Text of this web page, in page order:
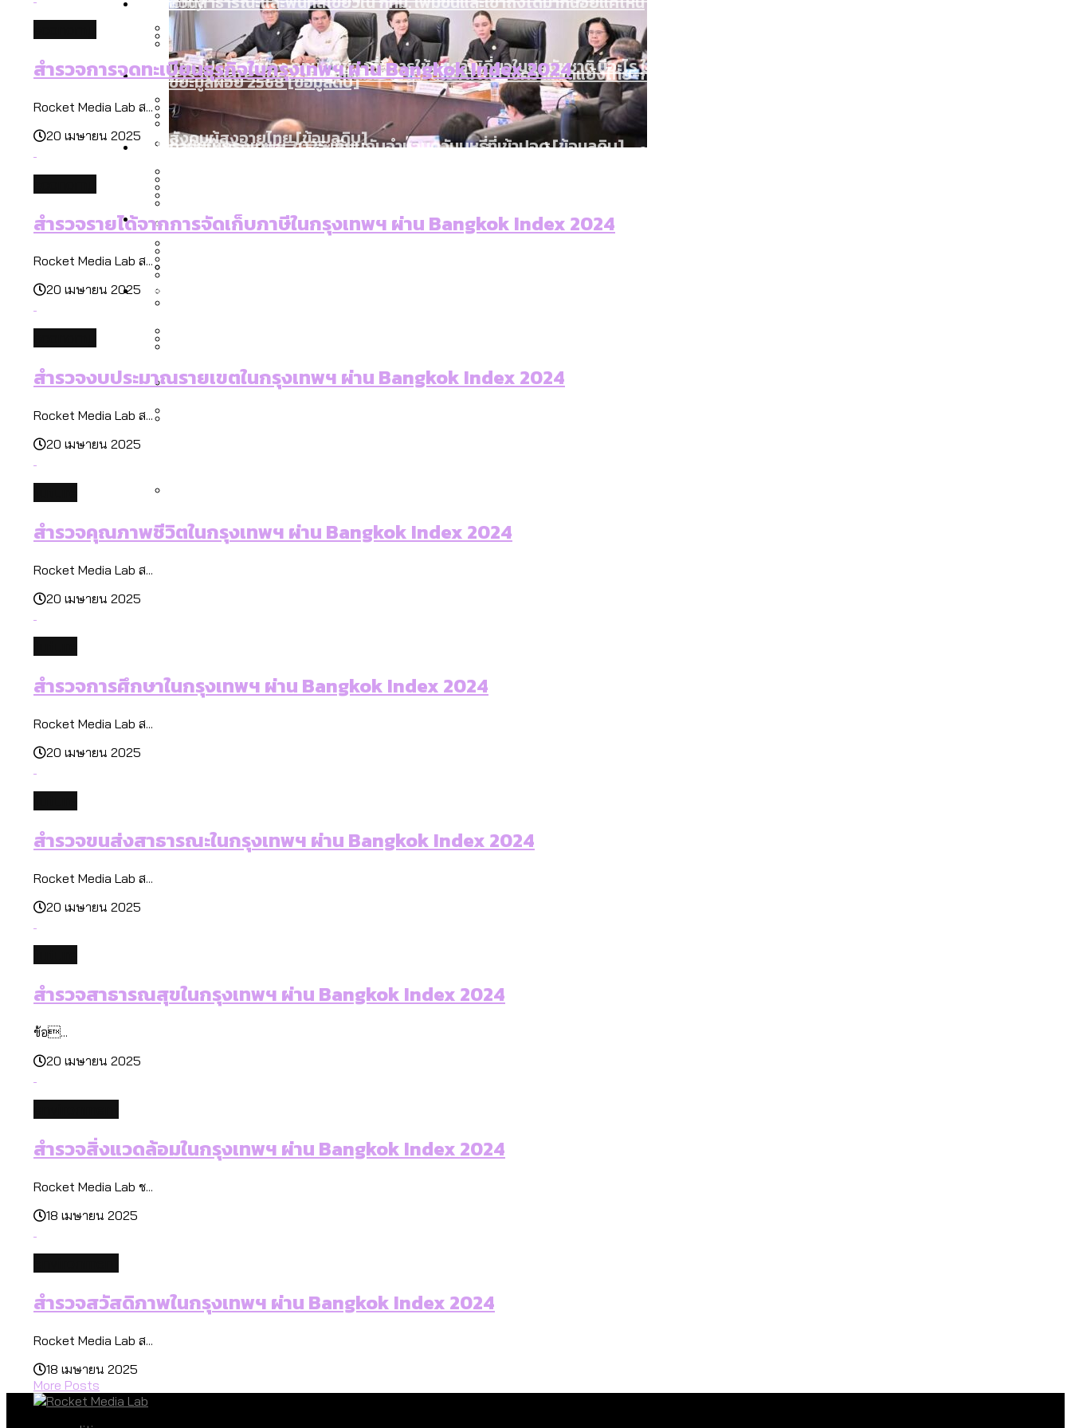
ขยะมูลฝอย 2568 [ข้อมูลดิบ]
งบระบายน้ำ-ป้องกันน้ำท่วม 4 ปี (2566-2569) ของ กทม. ในยุคชัชชาติ ลงเขตไหน ทำอะไรบ้าง
สำรวจ Hate Speech ที่ถูกผลิตซ้ำผ่านวิดีโอ AI ในช่วงความขัดแย้งไทย-กัมพูชา [ข้อมูลดิบ]
ความเกลียดชังที่ขายได้ : สำรวจ Hate Speech ที่ถูกผลิตซ้ำผ่านวิดีโอ AI ในช่วงความขัดแย้งไทย-กัมพูชา
กรุงเทพฯ เมืองคอนเสิร์ต : สำรวจคอนเสิร์ตและแฟนมีตติ้งในไทยจำนวน 526 งาน ตั้งแต่ปี 2023-2024
เมกะโปรเจ็กต์ของ กทม. ในช่วงที่มีการใช้งบคาบเกี่ยวในยุคชัชชาติ มีอะไร ใช้งบแค่ไหน
ค่าฝุ่นในกรุงเทพฯ 2025 เทียบกับจำนวนควันบุหรี่ที่เข้าปอด [ข้อมูลดิบ]
สำรวจเศรษฐกิจในกรุงเทพฯ ผ่าน Bangkok Index 2025
สำรวจรายได้จากการจัดเก็บภาษีในกรุงเทพฯ ผ่าน Bangkok Index 2025
Future
สังคมผู้สูงอายุไทย [ข้อมูลดิบ]
สำรวจสังคมผู้สูงอายุไทย : 6 จังหวัดเป็นสังคมสูงวัยระดับสุดยอด และ 64 จังหวัดที่ตายมากกว่าเกิด
กรุงเทพฯ เมืองสังคมผู้สูงอายุ : 36 เขตมีคนตายมากกว่าคนเกิด 18 เขตเป็นสังคมผู้สูงอายุระดับสุดยอด
Database
สังคมผู้สูงอายุไทย [ข้อมูลดิบ]
คำนำหน้านามและกฎหมายสมรสเท่าเทียม [ข้อมูลดิบ]
สวนสาธารณะและพื้นที่สีเขียวใน กทม. [ข้อมูลดิบ]
Project
Bangkok Index
About Us
สำรวจการจดทะเบียนธุรกิจในกรุงเทพฯ ผ่าน Bangkok Index 2024
Rocket Media Lab ส...
20 เมษายน 2025
สำรวจรายได้จากการจัดเก็บภาษีในกรุงเทพฯ ผ่าน Bangkok Index 2024
Rocket Media Lab ส...
20 เมษายน 2025
สำรวจงบประมาณรายเขตในกรุงเทพฯ ผ่าน Bangkok Index 2024
Rocket Media Lab ส...
20 เมษายน 2025
สำรวจคุณภาพชีวิตในกรุงเทพฯ ผ่าน Bangkok Index 2024
Rocket Media Lab ส...
20 เมษายน 2025
สำรวจการศึกษาในกรุงเทพฯ ผ่าน Bangkok Index 2024
Rocket Media Lab ส...
20 เมษายน 2025
สำรวจขนส่งสาธารณะในกรุงเทพฯ ผ่าน Bangkok Index 2024
Rocket Media Lab ส...
20 เมษายน 2025
สำรวจสาธารณสุขในกรุงเทพฯ ผ่าน Bangkok Index 2024
ข้อ...
20 เมษายน 2025
สำรวจสิ่งแวดล้อมในกรุงเทพฯ ผ่าน Bangkok Index 2024
Rocket Media Lab ช...
18 เมษายน 2025
สำรวจสวัสดิภาพในกรุงเทพฯ ผ่าน Bangkok Index 2024
Rocket Media Lab ส...
18 เมษายน 2025
More Posts